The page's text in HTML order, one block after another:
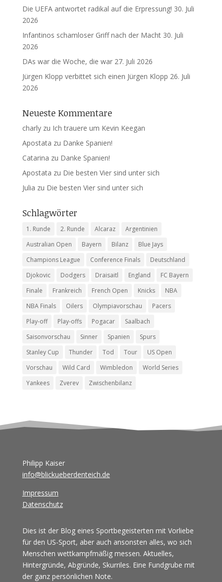
Die UEFA antwortet radikal auf die Erpressung! 30. Juli
2026
Infantinos schamloser Griff nach der Macht 30. Juli
2026
DAs war die Woche, die war 27. Juli 2026
Jürgen Klopp verbittet sich einen Jürgen Klopp 26. Juli
2026
Neueste Kommentare
charlyzu Ich trauere um Kevin Keegan
Apostata zu Danke Spanien!
Catarina zu Danke Spanien!
Apostata zu Die besten Vier sind unter sich
Julia zu Die besten Vier sind unter sich
Schlagwörter
1. Runde 2. Runde Alcaraz
Argentinien
Australian Open
Bayern Bilanz
Blue Jays
Champions League
Conference Finals
Deutschland
Djokovic
Dodgers Draisaitl England
FC Bayern
Finale
Frankreich French Open Knicks
NBA
NBA Finals
Oilers Olympiavorschau
Pacers
Play-off
Play-offs Pogacar
Saalbach
Saisonvorschau
Sinner Spanien
Spurs
Stanley Cup
Thunder Tod Tour
US Open
Vorschau
Wild Card Wimbledon
World Series
Yankees
Zverev Zwischenbilanz
Philipp Kaiser
info@blickueberdenteich.de
Impressum
Datenschutz
Dies ist der Blog eines Sportbegeisterten mit Vorliebe
für den US-Sport, aber auch ansonsten alles, wo sich
Menschen wettkampfmäßig messen. Aktuelles,
Hintergründe, Abgründe, Skurriles. Eine Fundgrube mit
der ganz persönlichen Note.